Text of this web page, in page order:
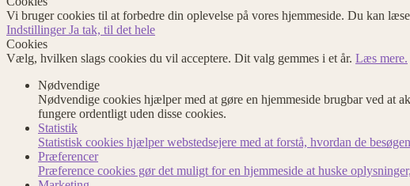
Vi bruger cookies til at forbedre din oplevelse på vores hjemmeside. Du kan
IndstillingerJa tak, til det hele
Cookies
Vælg, hvilken slags cookies du vil acceptere. Dit valg gemmes i et år. Læs mere.
Nødvendige
Nødvendige cookies hjælper med at gøre en hjemmeside brugbar ved at
fungere ordentligt uden disse cookies.
Statistik
Statistisk cookies hjælper webstedsejere med at forstå, hvordan de
Præferencer
Præference cookies gør det muligt for en hjemmeside at huske